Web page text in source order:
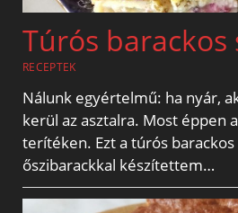
Túrós barackos
RECEPTEK
Nálunk egyértelmű: ha nyár,
kerül az asztalra. Most éppen
terítéken. Ezt a túrós
őszibarackkal készítettem…